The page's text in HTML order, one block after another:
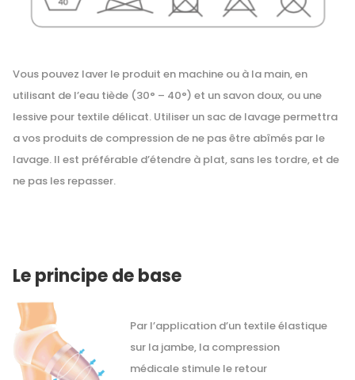
Vous pouvez laver le produit en machine ou à la main, en
utilisant de l’eau tiède (30° – 40°) et un savon doux, ou une
lessive pour textile délicat. Utiliser un sac de lavage permettra
a vos produits de compression de ne pas être abîmés par le
lavage. Il est préférable d’étendre à plat, sans les tordre, et de
ne pas les repasser.
Le principe de base
Par l’application d’un textile élastique
sur la jambe, la compression
médicale stimule le retour